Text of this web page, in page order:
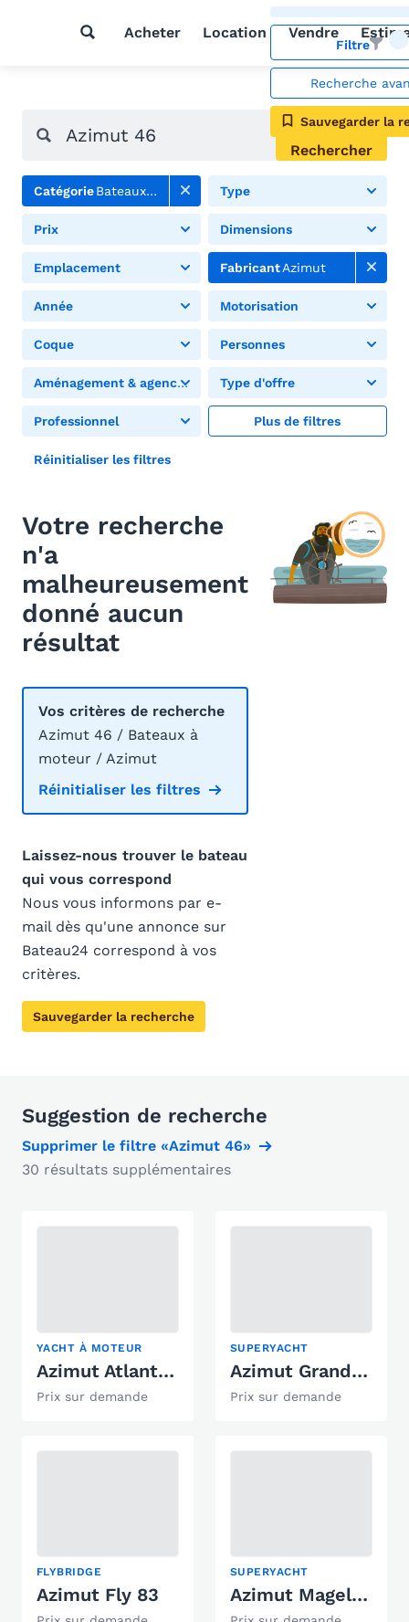
Acheter Location Vendre
Filtre
Recherche
Sauvegarder la
Rechercher
CatégorieBateaux à moteur Type
Prix Dimensions
Emplacement FabricantAzimut
Année Motorisation
Coque Personnes
Aménagement & agencement Type d'offre
Professionnel Plus de filtres
Réinitialiser les filtres
Votre recherche
n'a
malheureusement
donné aucun
résultat
Vos critères de recherche
Azimut 46 / Bateaux à
moteur / Azimut
Réinitialiser les filtres
Laissez-nous trouver le bateau
qui vous correspond
Nous vous informons par e-
mail dès qu'une annonce sur
Bateau24 correspond à vos
critères.
Sauvegarder la recherche
Suggestion de recherche
Supprimer le filtre «Azimut 46»
30 résultats supplémentaires
YACHT À MOTEUR
Azimut Atlantis 45
Prix sur demande
SUPERYACHT
Azimut Grande 27M
Prix sur demande
FLYBRIDGE
Azimut Fly 83
SUPERYACHT
Azimut Magellano 30M